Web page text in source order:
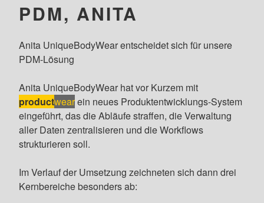
PDM, ANITA
Anita UniqueBodyWear entscheidet sich für unsere
PDM-Lösung
Anita UniqueBodyWear hat vor Kurzem mit
productwearein neues Produktentwicklungs-System
eingeführt, das die Abläufe straffen, die Verwaltung
aller Daten zentralisieren und die Workflows
strukturieren soll.
Im Verlauf der Umsetzung zeichneten sich dann drei
Kernbereiche besonders ab: